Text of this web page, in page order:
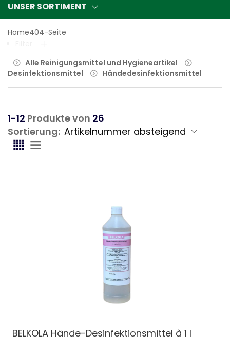
UNSER SORTIMENT
Home404-Seite
Alle Reinigungsmittel und Hygieneartikel
Desinfektionsmittel
Händedesinfektionsmittel
1-12 Produkte von 26
Sortierung:
BELKOLA Hände-Desinfektionsmittel à 1 l